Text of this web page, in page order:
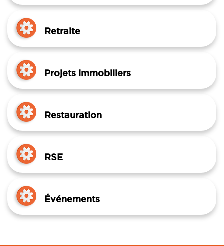
Retraite
Projets immobiliers
Restauration
RSE
Événements